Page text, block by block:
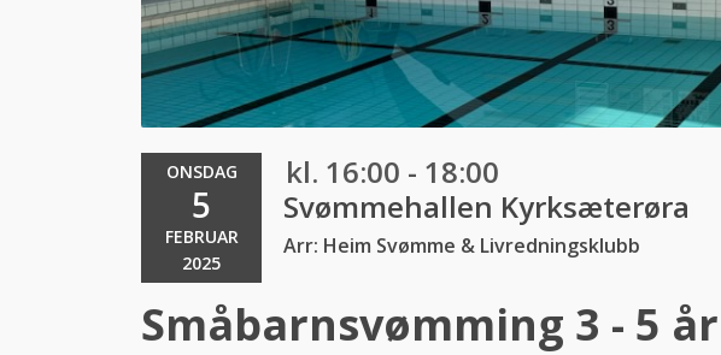
ONSDAG
5
FEBRUAR
2025
kl. 16:00 - 18:00
Svømmehallen Kyrksæterøra
Arr: Heim Svømme & Livredningsklubb
Småbarnsvømming 3 - 5 år